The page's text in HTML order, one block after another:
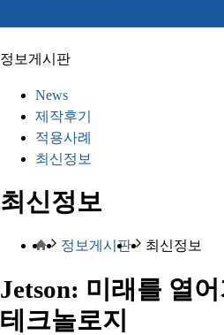
정보게시판
News
제작후기
적용사례
최신정보
최신정보
정보게시판 최신정보
Jetson: 미래를 열
테크놀로지